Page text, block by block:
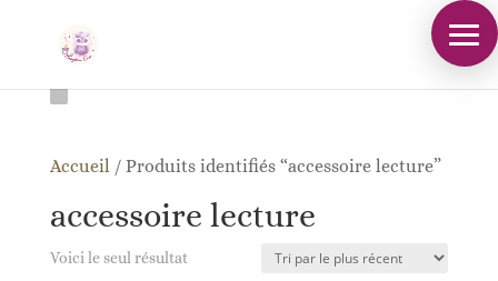
Accueil / Produits identifiés “accessoire lecture”
accessoire lecture
Voici le seul résultat